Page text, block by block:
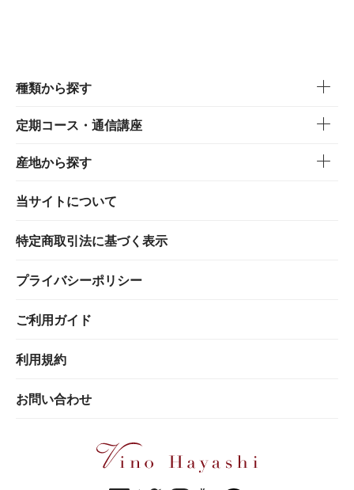
種類から探す
定期コース・通信講座
産地から探す
当サイトについて
特定商取引法に基づく表示
プライバシーポリシー
ご利用ガイド
利用規約
お問い合わせ